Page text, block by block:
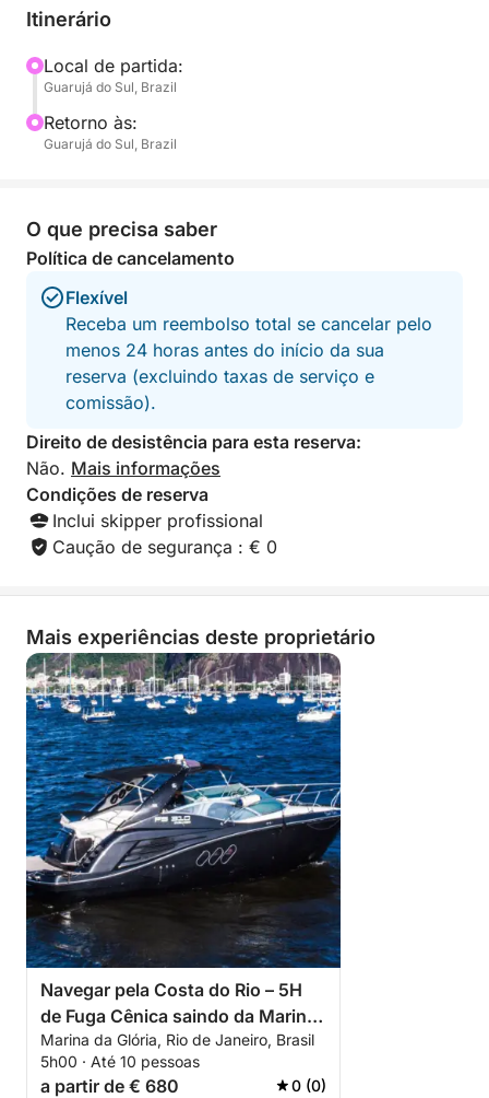
convés. Seja para relaxar com os amigos, celebrar
tempo de qualidade na natureza, este passeio
oferece a combinação perfeita de conforto e
aventura.
costa atlântica. Traga suas bebidas, música e
petiscos favoritos para criar a atmosfera perfeita.
Este passeio é perfeito para casais, pequenos
grupos, famílias ou qualquer pessoa que queira
desacelerar e aproveitar o melhor que o mar tem a
oferecer. Um dia como este não é apenas uma
viagem – é uma lembrança em construção.
Itinerário
Local de partida:
Guarujá do Sul, Brazil
Retorno às:
Guarujá do Sul, Brazil
O que precisa saber
Política de cancelamento
Flexível
Receba um reembolso total se cancelar pelo
menos 24 horas antes do início da sua
reserva (excluindo taxas de serviço e
comissão).
Direito de desistência para esta reserva:
Não. Mais informações
Condições de reserva
Inclui skipper profissional
Caução de segurança : € 0
Mais experiências deste proprietário
Navegar pela Costa do Rio – 5H
de Fuga Cênica saindo da Marina
da Glória
Marina da Glória, Rio de Janeiro, Brasil
5h00 · Até 10 pessoas
a partir de € 680 0 (0)